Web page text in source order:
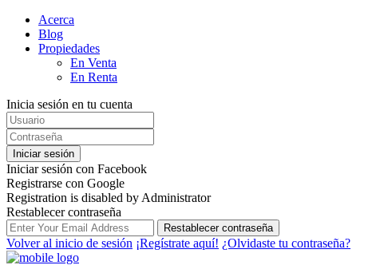
Acerca
Blog
Propiedades
En Venta
En Renta
Inicia sesión en tu cuenta
Iniciar sesión
Iniciar sesión con Facebook
Registrarse con Google
Registration is disabled by Administrator
Restablecer contraseña
Restablecer contraseña
Volver al inicio de sesión ¡Regístrate aquí! ¿Olvidaste tu contraseña?